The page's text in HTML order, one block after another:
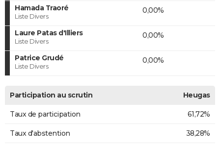
Hamada Traoré
Liste Divers
0,00%
Laure Patas d'Illiers
Liste Divers
0,00%
Patrice Grudé
Liste Divers
0,00%
Participation au scrutin Heugas
Taux de participation 61,72%
Taux d'abstention 38,28%